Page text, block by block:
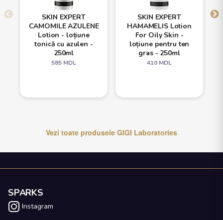
SKIN EXPERT
CAMOMILE AZULENE
Lotion - loțiune
tonică cu azulen -
250ml
585 MDL
SKIN EXPERT
HAMAMELIS Lotion
For Oily Skin -
loțiune pentru ten
gras - 250ml
410 MDL
Vezi toate produsele GIGI Laboratories
SPARKS
Instagram